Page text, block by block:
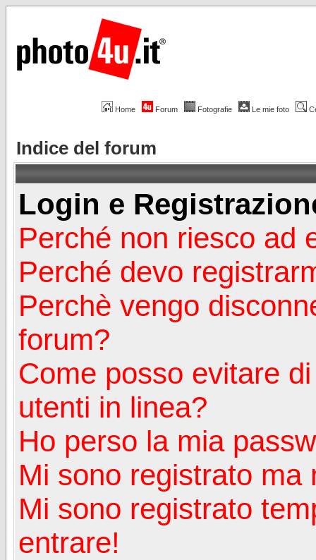
Home Forum Fotografie Le mie foto
Indice del forum
Login e
Perché non riesco ad
Perché devo
Perchè vengo
forum?
Come posso evitare
utenti in linea?
Ho perso la mia
Mi sono registrato ma
Mi sono registrato
entrare!